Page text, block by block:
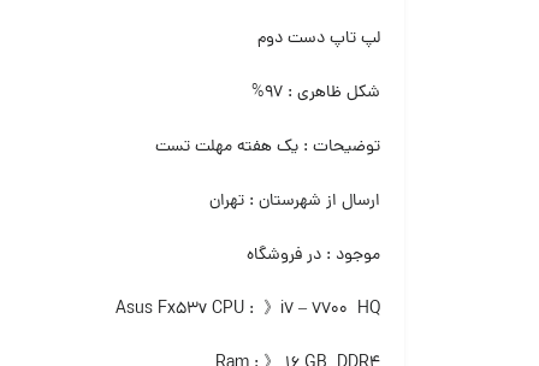
لپ تاپ دست دوم‌
شکل ظاهری : ۹۷%
توضیحات : یک هفته مهلت تست
ارسال از شهرستان : تهران
موجود : در فروشگاه
Asus Fx53v CPU : 》i7 – 7700 HQ